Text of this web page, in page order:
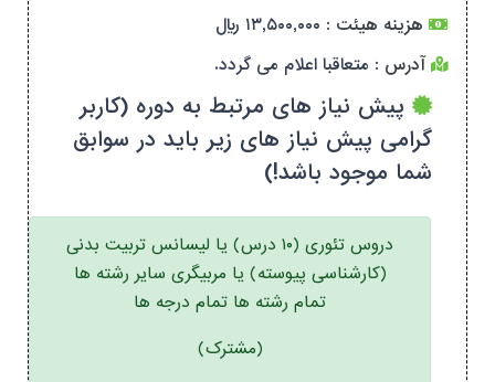
هزینه هیئت : ۱۳,۵۰۰,۰۰۰ ریال
آدرس : متعاقبا اعلام می گردد.
پیش نیاز های مرتبط به دوره (کاربر
گرامی پیش نیاز های زیر باید در سوابق
شما موجود باشد!)
دروس تئوری (۱۰ درس) یا لیسانس تربیت بدنی
(کارشناسی پیوسته) یا مربیگری سایر رشته ها
تمام رشته ها تمام درجه ها
(مشترک)